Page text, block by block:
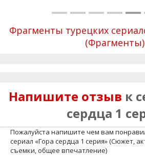
Фрагменты турецких
(Фрагменты)
Напишите отзыв к
сердца 1
Пожалуйста напишите чем вам
сериал «Гора сердца 1 серия» (Сюжет,
съемки, общее впечатление)